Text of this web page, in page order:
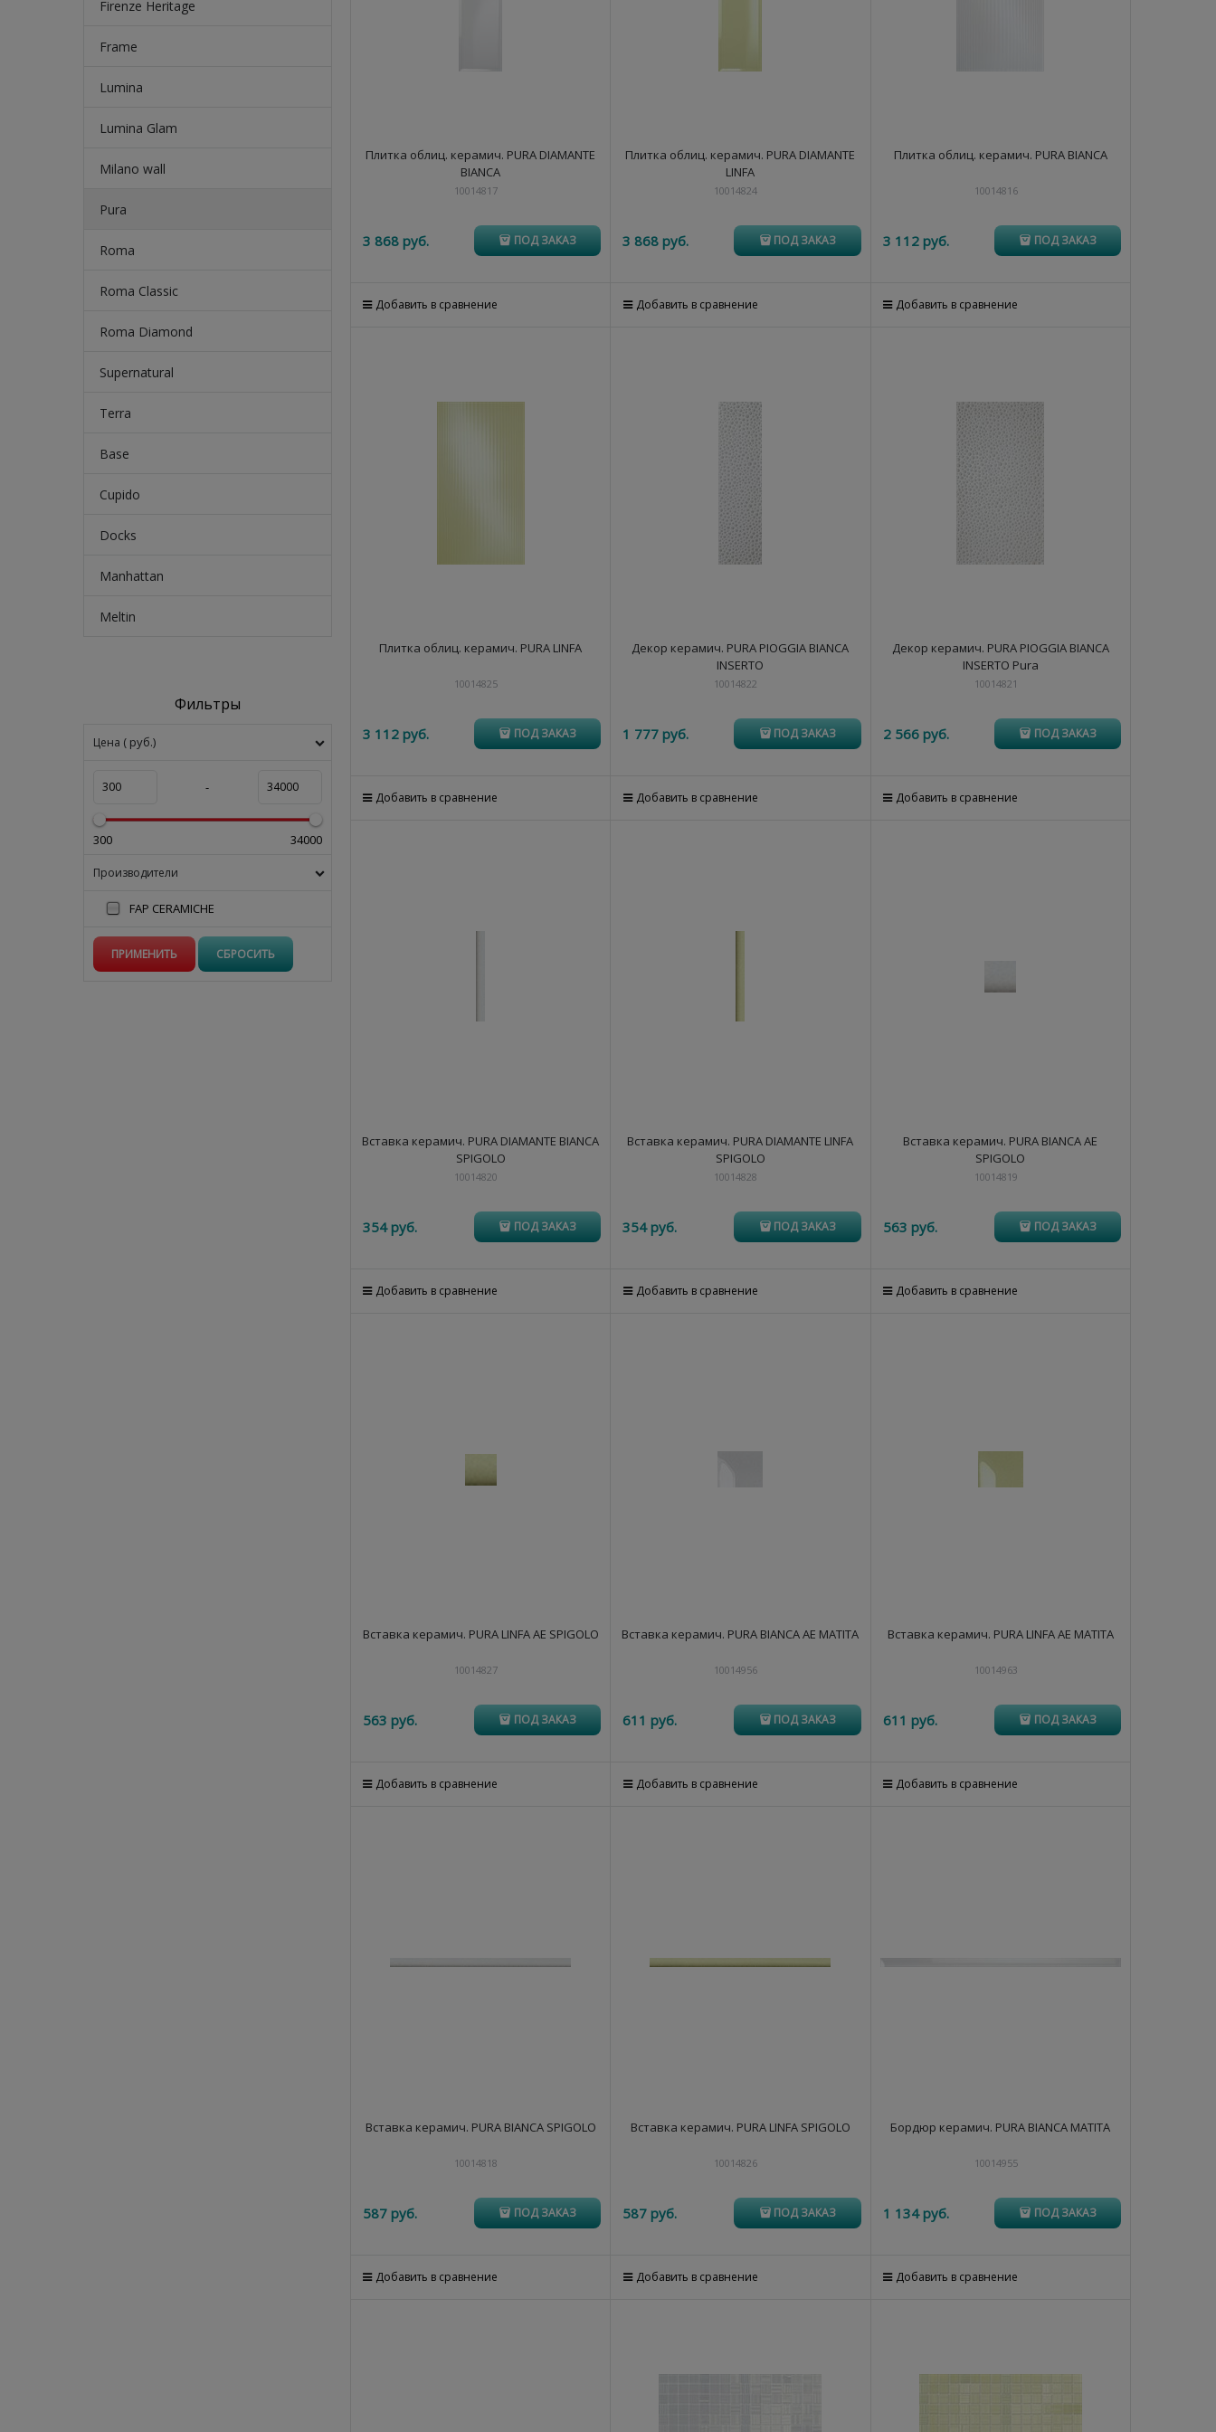
Firenze Heritage
Frame
Lumina
Lumina Glam
Milano wall
Pura
Roma
Roma Classic
Roma Diamond
Supernatural
Terra
Base
Cupido
Docks
Manhattan
Meltin
Фильтры
Цена ( руб.)
-
300 34000
Производители
FAP CERAMICHE
Плитка облиц. керамич. PURA DIAMANTE
BIANCA
10014817
3 868 руб. ПОД ЗАКАЗ
Добавить в сравнение
Плитка облиц. керамич. PURA DIAMANTE
LINFA
10014824
3 868 руб. ПОД ЗАКАЗ
Добавить в сравнение
Плитка облиц. керамич. PURA BIANCA
10014816
3 112 руб. ПОД ЗАКАЗ
Добавить в сравнение
Плитка облиц. керамич. PURA LINFA
10014825
3 112 руб. ПОД ЗАКАЗ
Добавить в сравнение
Декор керамич. PURA PIOGGIA BIANCA
INSERTO
10014822
1 777 руб. ПОД ЗАКАЗ
Добавить в сравнение
Декор керамич. PURA PIOGGIA BIANCA
INSERTO Pura
10014821
2 566 руб. ПОД ЗАКАЗ
Добавить в сравнение
Вставка керамич. PURA DIAMANTE BIANCA
SPIGOLO
10014820
354 руб. ПОД ЗАКАЗ
Добавить в сравнение
Вставка керамич. PURA DIAMANTE LINFA
SPIGOLO
10014828
354 руб. ПОД ЗАКАЗ
Добавить в сравнение
Вставка керамич. PURA BIANCA AE
SPIGOLO
10014819
563 руб. ПОД ЗАКАЗ
Добавить в сравнение
Вставка керамич. PURA LINFA AE SPIGOLO
10014827
563 руб. ПОД ЗАКАЗ
Добавить в сравнение
Вставка керамич. PURA BIANCA AE MATITA
10014956
611 руб. ПОД ЗАКАЗ
Добавить в сравнение
Вставка керамич. PURA LINFA AE MATITA
10014963
611 руб. ПОД ЗАКАЗ
Добавить в сравнение
Вставка керамич. PURA BIANCA SPIGOLO
10014818
587 руб. ПОД ЗАКАЗ
Добавить в сравнение
Вставка керамич. PURA LINFA SPIGOLO
10014826
587 руб. ПОД ЗАКАЗ
Добавить в сравнение
Бордюр керамич. PURA BIANCA MATITA
10014955
1 134 руб. ПОД ЗАКАЗ
Добавить в сравнение